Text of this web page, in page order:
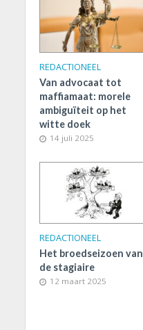
REDACTIONEEL
Van advocaat tot
maffiamaat: morele
ambiguïteit op het
witte doek
14 juli 2025
REDACTIONEEL
Het broedseizoen van
de stagiaire
12 maart 2025